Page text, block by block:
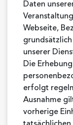
Daten
Webseite,
unserer
Die
erfolgt
Ausnahme
vorherige